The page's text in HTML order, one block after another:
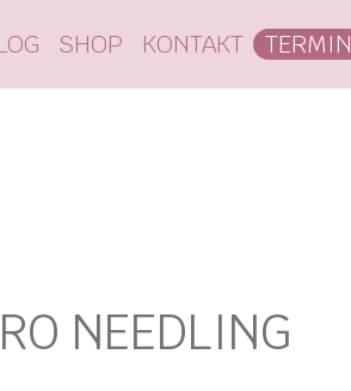
LOGOSHOP KONTAKT TERMIN
NEEDLING